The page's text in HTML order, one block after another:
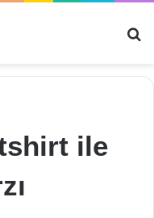
ile